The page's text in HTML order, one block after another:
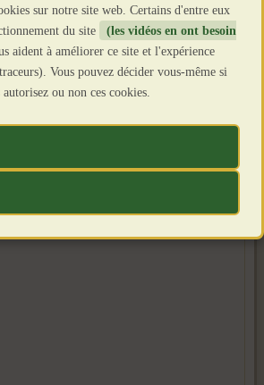
sur notre site web. Certains d'entre eux
du site
(les vidéos en ont besoin
aident à améliorer ce site et l'expérience
Vous pouvez décider vous-même si
autorisez ou non ces cookies.